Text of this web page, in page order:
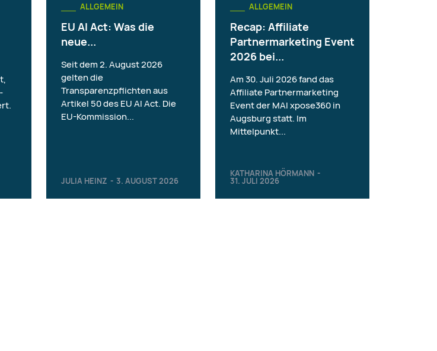
ALLGEMEIN
EU AI Act: Was die
neue...
JULIA HEINZ - 3. AUGUST 2026
Seit dem 2. August 2026
gelten die
Transparenzpflichten aus
Artikel 50 des EU AI Act. Die
EU-Kommission...
ALLGEMEIN
Recap: Affiliate
Partnermarketing Event
2026 bei...
KATHARINA HÖRMANN -
31. JULI 2026
Am 30. Juli 2026 fand das
Affiliate Partnermarketing
Event der MAI xpose360 in
Augsburg statt. Im
Mittelpunkt...